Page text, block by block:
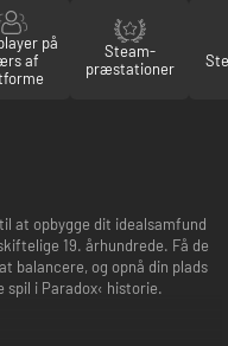
på
af
Steam-
præstationer
at opbygge dit idealsamfund
19. århundrede. Få de
balancere, og opnå din plads
i Paradox‹ historie.